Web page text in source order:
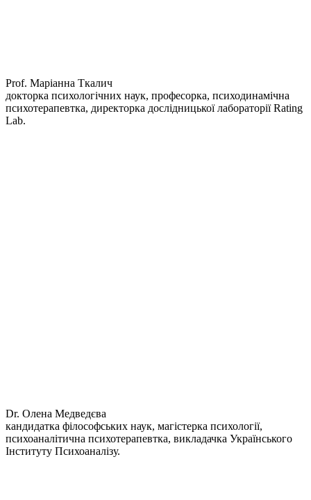
Prof. Маріанна Ткалич
докторка психологічних наук, професорка, психодинамічна
психотерапевтка, директорка дослідницької лабораторії Rating
Lab.
Dr. Олена Медведєва
кандидатка філософських наук, магістерка психології,
психоаналітична психотерапевтка, викладачка Українського
Інституту Психоаналізу.